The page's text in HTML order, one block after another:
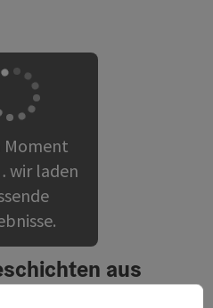
Moment
laden
aus